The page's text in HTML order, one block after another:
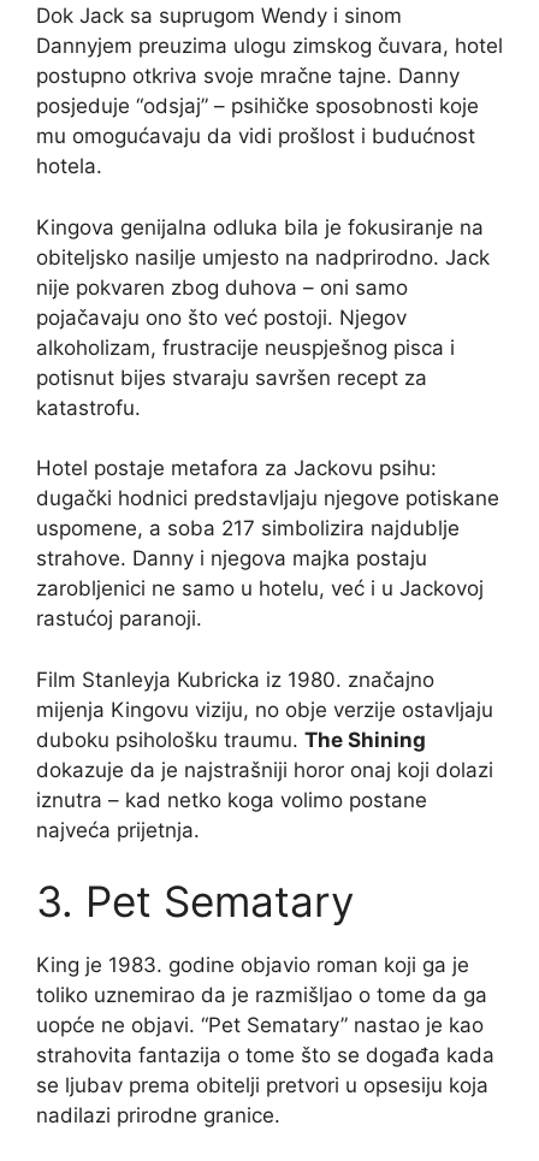
Dok Jack sa suprugom Wendy i sinom
Dannyjem preuzima ulogu zimskog čuvara, hotel
postupno otkriva svoje mračne tajne. Danny
posjeduje “odsjaj” – psihičke sposobnosti koje
mu omogućavaju da vidi prošlost i budućnost
hotela.
Kingova genijalna odluka bila je fokusiranje na
obiteljsko nasilje umjesto na nadprirodno. Jack
nije pokvaren zbog duhova – oni samo
pojačavaju ono što već postoji. Njegov
alkoholizam, frustracije neuspješnog pisca i
potisnut bijes stvaraju savršen recept za
katastrofu.
Hotel postaje metafora za Jackovu psihu:
dugački hodnici predstavljaju njegove potiskane
uspomene, a soba 217 simbolizira najdublje
strahove. Danny i njegova majka postaju
zarobljenici ne samo u hotelu, već i u Jackovoj
rastućoj paranoji.
Film Stanleyja Kubricka iz 1980. značajno
mijenja Kingovu viziju, no obje verzije ostavljaju
duboku psihološku traumu. The Shining
dokazuje da je najstrašniji horor onaj koji dolazi
iznutra – kad netko koga volimo postane
najveća prijetnja.
3. Pet Sematary
King je 1983. godine objavio roman koji ga je
toliko uznemirao da je razmišljao o tome da ga
uopće ne objavi. “Pet Sematary” nastao je kao
strahovita fantazija o tome što se događa kada
se ljubav prema obitelji pretvori u opsesiju koja
nadilazi prirodne granice.